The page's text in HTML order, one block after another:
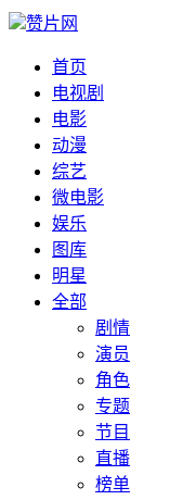
赞片网
首页
电视剧
电影
动漫
综艺
微电影
娱乐
图库
明星
全部
剧情
演员
角色
专题
节目
直播
榜单